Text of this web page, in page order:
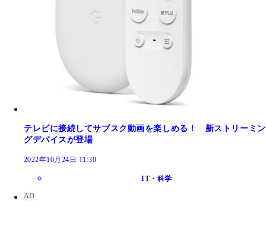
テレビに接続してサブスク動画を楽しめる！ 新ストリーミン
グデバイスが登場
2022年10月24日 11:30
IT・科学